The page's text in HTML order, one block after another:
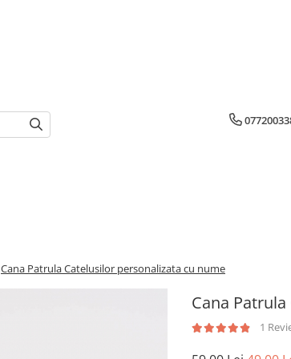
Cana Patrula Catelusilor personalizata cu nume
Cana
1